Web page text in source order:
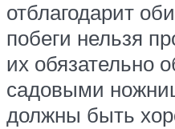
отблагодарит
побеги нельзя
их обязательно
садовыми
должны быть